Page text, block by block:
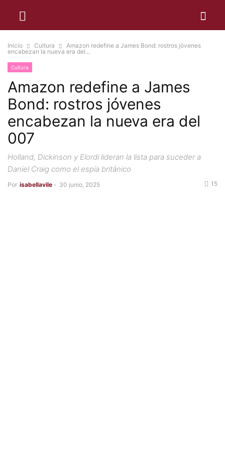
Inicio Cultura
Amazon redefine a James Bond: rostros jóvenes
encabezan la nueva era del...
Cultura
Amazon redefine a James
Bond: rostros jóvenes
encabezan la nueva era del
007
Holland, Dickinson y Elordi lideran la lista para suceder a
Daniel Craig como el espía británico
Por isabellavile - 30 junio, 2025 15